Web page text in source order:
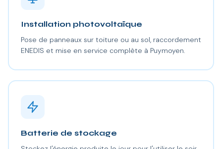
Installation photovoltaïque
Pose de panneaux sur toiture ou au sol, raccordement
ENEDIS et mise en service complète à Puymoyen.
Batterie de stockage